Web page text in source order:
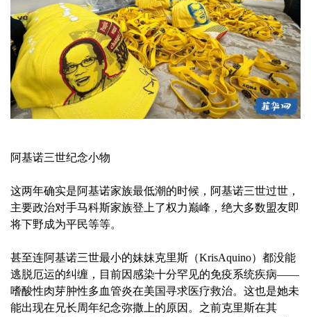
阿基诺三世纪念小物
这两年确实是阿基诺家族最低潮的时候，阿基诺三世过世，
主要政治对手马科斯家族登上了权力巅峰，绝大多数盟友即
将下野成为平民等等。
甚至连阿基诺三世最小的妹妹克里斯（KrisAquino）都没能
逃脱厄运的纠缠，目前因感染十分罕见的免疫系统疾病——
嗜酸性肉芽肿性多血管炎在美国寻求医疗救治。这也是她未
能出现在兄长周年纪念弥撒上的原因。之前克里斯在其